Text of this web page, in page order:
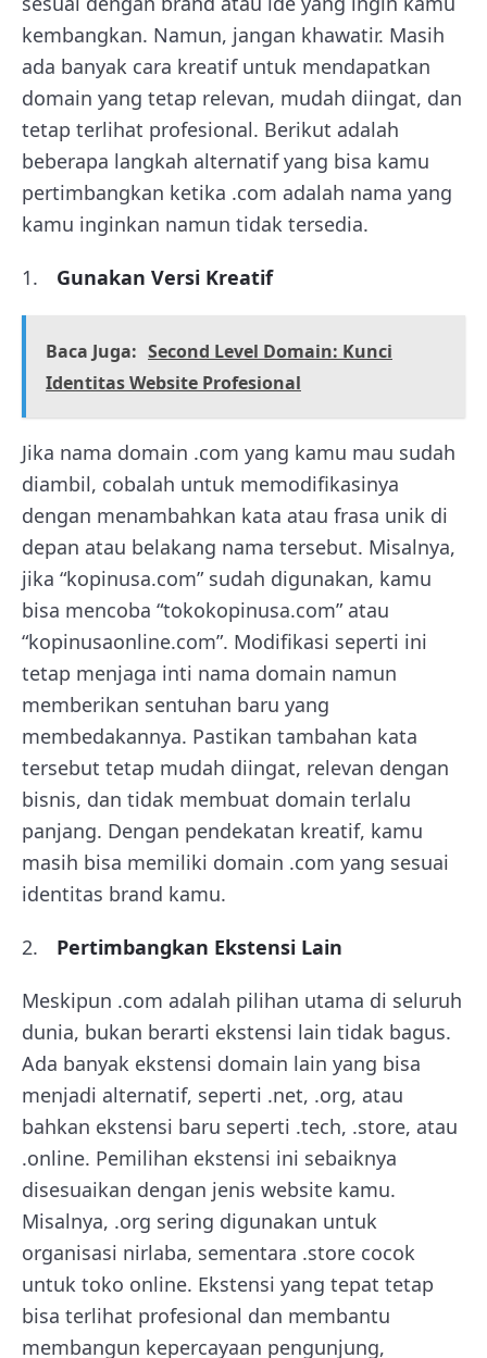
kembangkan. Namun, jangan khawatir. Masih
ada banyak cara kreatif untuk mendapatkan
domain yang tetap relevan, mudah diingat, dan
tetap terlihat profesional. Berikut adalah
beberapa langkah alternatif yang bisa kamu
pertimbangkan ketika .com adalah nama yang
kamu inginkan namun tidak tersedia.
Gunakan Versi Kreatif
Baca Juga: Second Level Domain: Kunci
Identitas Website Profesional
Jika nama domain .com yang kamu mau sudah
diambil, cobalah untuk memodifikasinya
dengan menambahkan kata atau frasa unik di
depan atau belakang nama tersebut. Misalnya,
jika “kopinusa.com” sudah digunakan, kamu
bisa mencoba “tokokopinusa.com” atau
“kopinusaonline.com”. Modifikasi seperti ini
tetap menjaga inti nama domain namun
memberikan sentuhan baru yang
membedakannya. Pastikan tambahan kata
tersebut tetap mudah diingat, relevan dengan
bisnis, dan tidak membuat domain terlalu
panjang. Dengan pendekatan kreatif, kamu
masih bisa memiliki domain .com yang sesuai
identitas brand kamu.
Pertimbangkan Ekstensi Lain
Meskipun .com adalah pilihan utama di seluruh
dunia, bukan berarti ekstensi lain tidak bagus.
Ada banyak ekstensi domain lain yang bisa
menjadi alternatif, seperti .net, .org, atau
bahkan ekstensi baru seperti .tech, .store, atau
.online. Pemilihan ekstensi ini sebaiknya
disesuaikan dengan jenis website kamu.
Misalnya, .org sering digunakan untuk
organisasi nirlaba, sementara .store cocok
untuk toko online. Ekstensi yang tepat tetap
bisa terlihat profesional dan membantu
membangun kepercayaan pengunjung,